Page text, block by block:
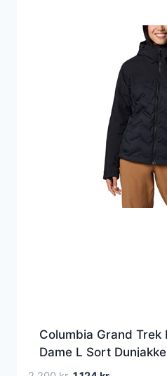
Columbia Grand Trek
Dame L Sort